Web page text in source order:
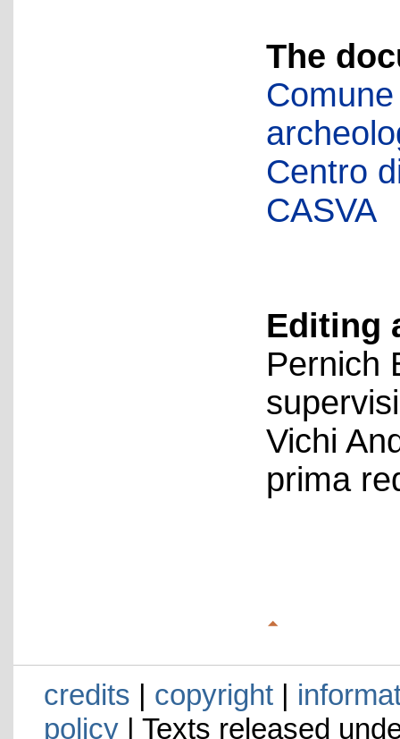
The
Centro
CASVA
Editing
Pernich
Vichi
prima
credits | copyright|
policy| Texts released